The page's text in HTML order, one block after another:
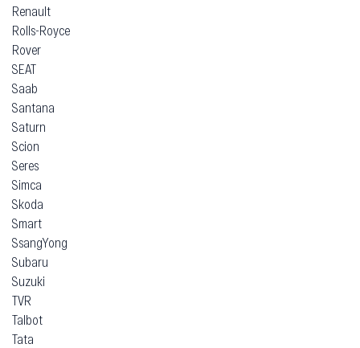
Renault
Rolls-Royce
Rover
SEAT
Saab
Santana
Saturn
Scion
Seres
Simca
Skoda
Smart
SsangYong
Subaru
Suzuki
TVR
Talbot
Tata